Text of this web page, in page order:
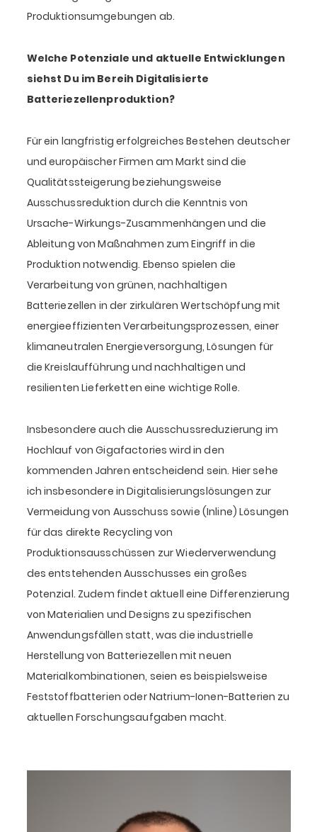
Produktionsumgebungen ab.
Welche Potenziale und aktuelle Entwicklungen
siehst Du im Bereih Digitalisierte
Batteriezellenproduktion?
Für ein langfristig erfolgreiches Bestehen deutscher
und europäischer Firmen am Markt sind die
Qualitätssteigerung beziehungsweise
Ausschussreduktion durch die Kenntnis von
Ursache-Wirkungs-Zusammenhängen und die
Ableitung von Maßnahmen zum Eingriff in die
Produktion notwendig. Ebenso spielen die
Verarbeitung von grünen, nachhaltigen
Batteriezellen in der zirkulären Wertschöpfung mit
energieeffizienten Verarbeitungsprozessen, einer
klimaneutralen Energieversorgung, Lösungen für
die Kreislaufführung und nachhaltigen und
resilienten Lieferketten eine wichtige Rolle.
Insbesondere auch die Ausschussreduzierung im
Hochlauf von Gigafactories wird in den
kommenden Jahren entscheidend sein. Hier sehe
ich insbesondere in Digitalisierungslösungen zur
Vermeidung von Ausschuss sowie (Inline) Lösungen
für das direkte Recycling von
Produktionsausschüssen zur Wiederverwendung
des entstehenden Ausschusses ein großes
Potenzial. Zudem findet aktuell eine Differenzierung
von Materialien und Designs zu spezifischen
Anwendungsfällen statt, was die industrielle
Herstellung von Batteriezellen mit neuen
Materialkombinationen, seien es beispielsweise
Feststoffbatterien oder Natrium-Ionen-Batterien zu
aktuellen Forschungsaufgaben macht.